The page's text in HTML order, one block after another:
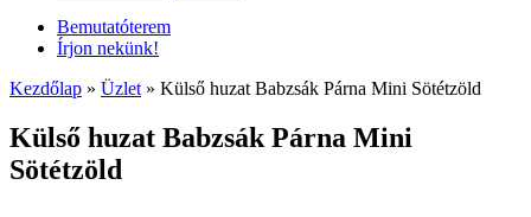
Bemutatóterem
Írjon nekünk!
Kezdőlap » Üzlet » Külső huzat Babzsák Párna Mini Sötétzöld
Külső huzat Babzsák Párna Mini
Sötétzöld